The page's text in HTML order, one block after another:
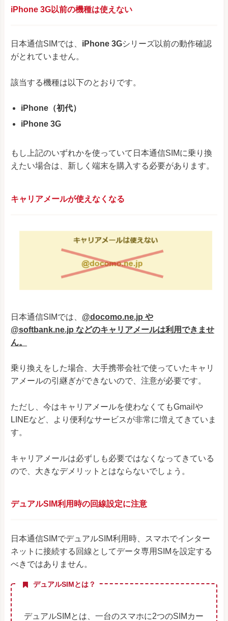
iPhone 3G以前の機種は使えない
日本通信SIMでは、 iPhone 3Gシリーズ以前の動作確認
がとれていません。
該当する機種は以下のとおりです。
iPhone（初代）
iPhone 3G
もし上記のいずれかを使っていて 日本通信SIMに乗り換
えたい場合は、新しく端末を購入する必要があります。
キャリアメールが使えなくなる
日本通信SIMでは、 @docomo.ne.jp や
@softbank.ne.jp などのキャリアメールは利用できませ
ん。
乗り換えをした場合、大手携帯会社で使っていたキャリ
アメールの引継ぎができないので、注意が必要です。
ただし、今はキャリアメールを使わなくてもGmailや
LINEなど、より便利なサービスが非常に増えてきていま
す。
キャリアメールは必ずしも必要ではなくなってきている
ので、大きなデメリットとはならないでしょう。
デュアルSIM利用時の回線設定に注意
日本通信SIMでデュアルSIM利用時、スマホでインター
ネットに接続する回線としてデータ専用SIMを設定する
べきではありません。
デュアルSIMとは？
デュアルSIMとは、一台のスマホに2つのSIMカー